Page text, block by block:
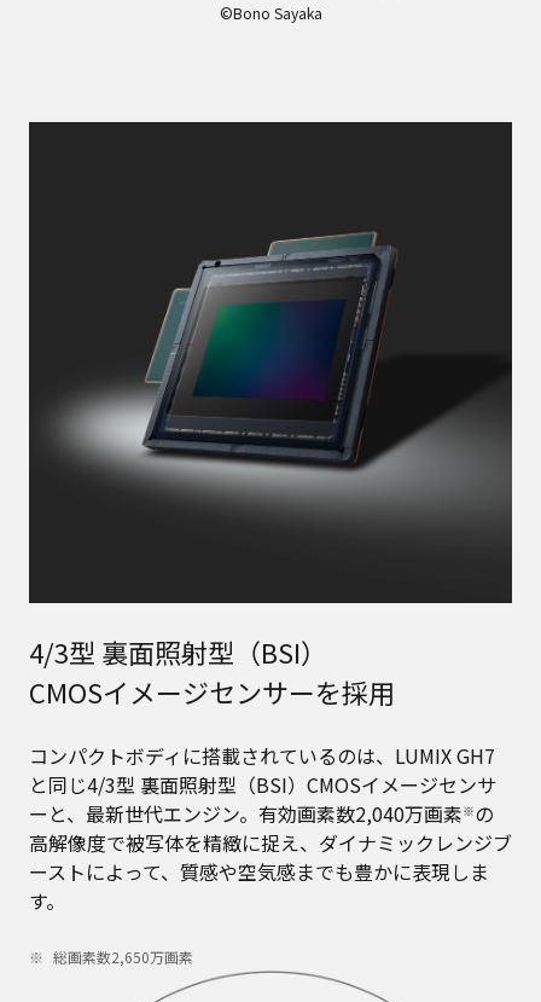
©Bono Sayaka
4/3型 裏面照射型（BSI）
CMOSイメージセンサーを採用
コンパクトボディに搭載されているのは、LUMIX GH7
と同じ4/3型 裏面照射型（BSI）CMOSイメージセンサ
ーと、最新世代エンジン。有効画素数2,040万画素※の
高解像度で被写体を精緻に捉え、ダイナミックレンジブ
ーストによって、質感や空気感までも豊かに表現しま
す。
総画素数2,650万画素